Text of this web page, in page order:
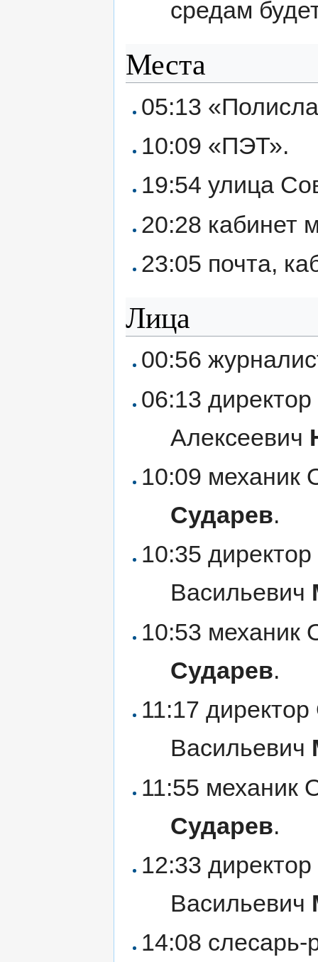
средам
Места
05:13
10:09 «ПЭТ».
19:54 улица
20:28 кабинет
23:05 почта,
Лица
00:56
06:13
Алексеевич
10:09 механик
Сударев.
10:35
Васильевич
10:53 механик
Сударев.
11:17
Васильевич
11:55 механик
Сударев.
12:33
Васильевич
14:08